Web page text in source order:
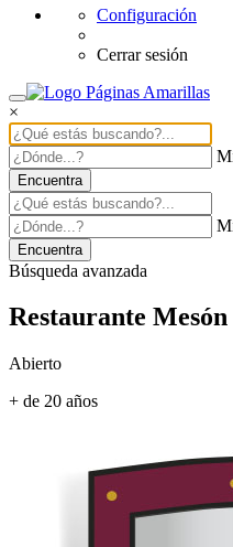
Configuración
Cerrar sesión
×
Encuentra
Encuentra
Búsqueda avanzada
Restaurante
Abierto
+ de 20 años